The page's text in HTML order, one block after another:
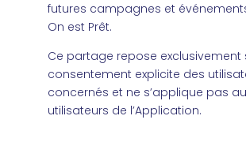
futures campagnes et
On est Prêt.
Ce partage repose exclusivement
consentement explicite des
concernés et ne s’applique pas
utilisateurs de l’Application.